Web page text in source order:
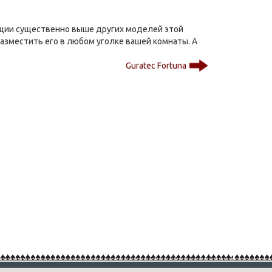
существенно выше других моделей этой
его в любом уголке вашей комнаты. А
Guratec Fortuna